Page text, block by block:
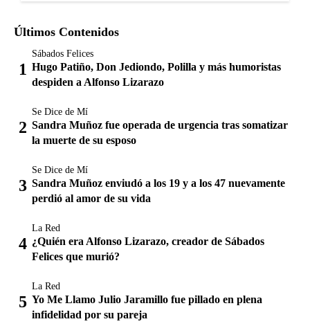
Últimos Contenidos
Sábados Felices
Hugo Patiño, Don Jediondo, Polilla y más humoristas
despiden a Alfonso Lizarazo
Se Dice de Mí
Sandra Muñoz fue operada de urgencia tras somatizar
la muerte de su esposo
Se Dice de Mí
Sandra Muñoz enviudó a los 19 y a los 47 nuevamente
perdió al amor de su vida
La Red
¿Quién era Alfonso Lizarazo, creador de Sábados
Felices que murió?
La Red
Yo Me Llamo Julio Jaramillo fue pillado en plena
infidelidad por su pareja